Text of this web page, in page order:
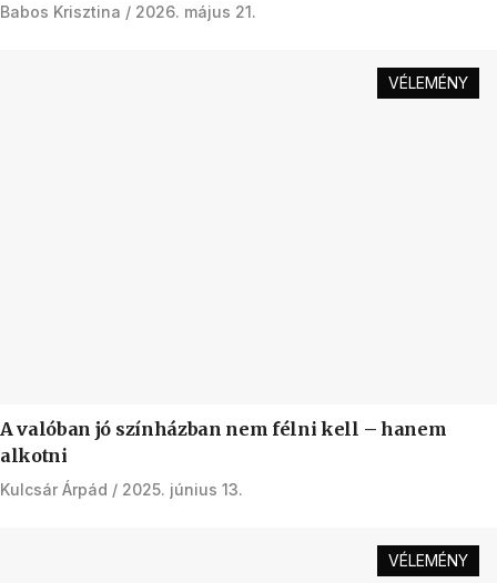
Babos Krisztina 2026. május 21.
VÉLEMÉNY
A valóban jó színházban nem félni kell – hanem
alkotni
Kulcsár Árpád 2025. június 13.
VÉLEMÉNY